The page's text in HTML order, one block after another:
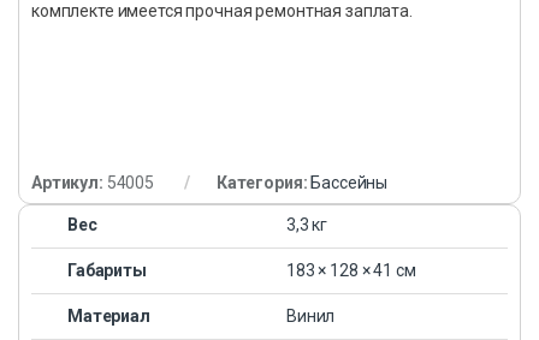
комплекте имеется прочная ремонтная заплата.
Артикул: 54005 Категория: Бассейны
Вес 3,3 кг
Габариты 183 × 128 × 41 см
Материал Винил